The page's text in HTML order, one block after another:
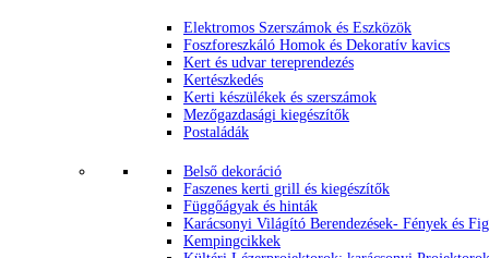
Elektromos Szerszámok és Eszközök
Foszforeszkáló Homok és Dekoratív kavics
Kert és udvar tereprendezés
Kertészkedés
Kerti készülékek és szerszámok
Mezőgazdasági kiegészítők
Postaládák
Belső dekoráció
Faszenes kerti grill és kiegészítők
Függőágyak és hinták
Karácsonyi Világító Berendezések- Fények és
Kempingcikkek